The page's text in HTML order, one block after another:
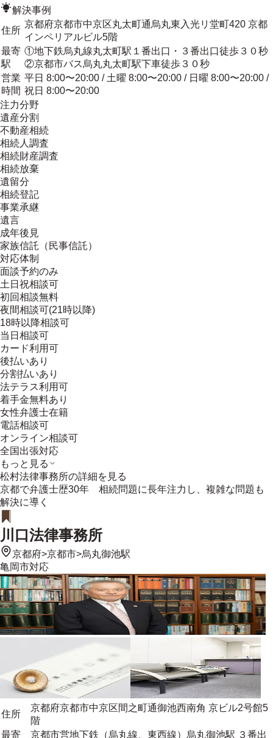
解決事例
住所
京都府京都市中京区丸太町通烏丸東入光リ堂町420 京都
インペリアルビル5階
最寄
駅
①地下鉄烏丸線丸太町駅１番出口・３番出口徒歩３０秒
②京都市バス烏丸丸太町駅下車徒歩３０秒
営業
時間
平日 8:00〜20:00 / 土曜 8:00〜20:00 / 日曜 8:00〜20:00 /
祝日 8:00〜20:00
注力分野
遺産分割
不動産相続
相続人調査
相続財産調査
相続放棄
遺留分
相続登記
事業承継
遺言
成年後見
家族信託（民事信託）
対応体制
面談予約のみ
土日祝相談可
初回相談無料
夜間相談可(21時以降)
18時以降相談可
当日相談可
カード利用可
後払いあり
分割払いあり
法テラス利用可
着手金無料あり
女性弁護士在籍
電話相談可
オンライン相談可
全国出張対応
もっと見る
松村法律事務所の詳細を見る
京都で弁護士歴30年 相続問題に長年注力し、複雑な問題も
解決に導く
川口法律事務所
京都府>京都市>烏丸御池駅
亀岡市対応
住所
京都府京都市中京区間之町通御池西南角 京ビル2号館5
階
最寄
京都市営地下鉄（烏丸線、東西線）烏丸御池駅 ３番出